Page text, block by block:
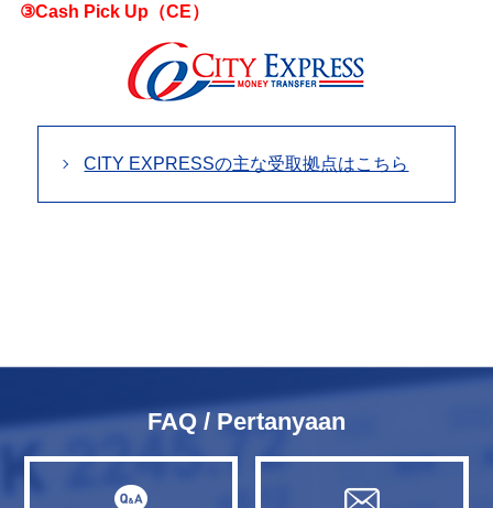
③Cash Pick Up（CE）
CITY EXPRESSの主な受取拠点はこちら
FAQ / Pertanyaan